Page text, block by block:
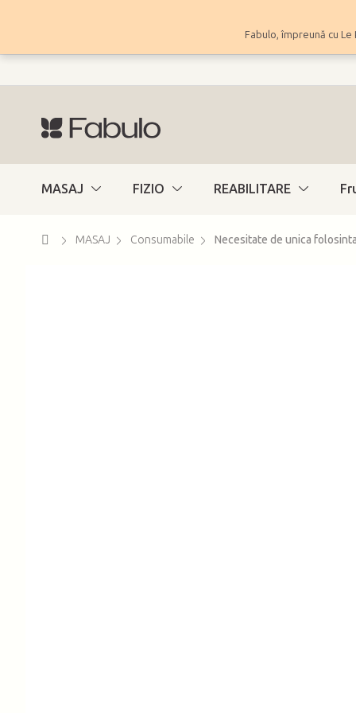
Fabulo, împreună cu
MASAJ FIZIO REABILITARE
AcasăMASAJ Consumabile Necesitate de unica folosinta